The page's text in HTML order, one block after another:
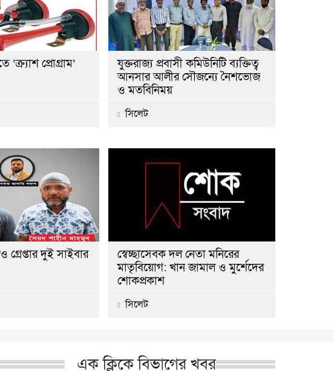
‘ক্র্যাশ প্রোগ্রাম’
যুক্তরাজ্য প্রবাসী কমিউনিটি ব্যক্তিত্ব
আনসার আলীর সৌজন্যে নৈশভোজ
ও মতবিনিময়
সিলেট
দুই সাইবার
স্বেচ্ছাসেবক দল নেতা মনিরের
মাতৃবিয়োগ: খান জামাল ও মুর্শেদের
শোকপ্রকাশ
সিলেট
এক ক্লিকে বিভাগের খবর